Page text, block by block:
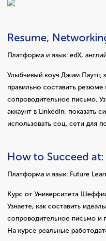
Resume,
Платформа и язык: edX,
Улыбчивый коуч Джим Паутц
правильно составить резюме
сопроводительное письмо.
аккаунт в LinkedIn, показать
использовать соц. сети для
How to Succeed
Платформа и язык: Future
Курс от Университета
Узнаете, как составить
сопроводительное письмо и
На курсе реальные